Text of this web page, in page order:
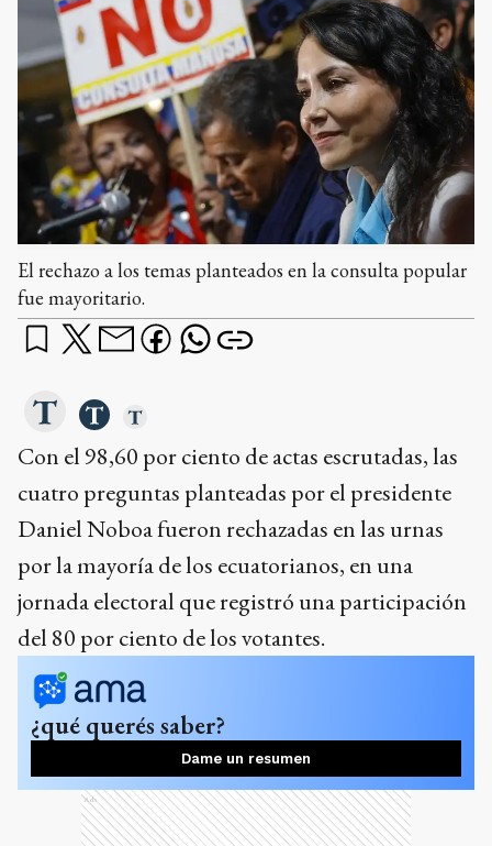
El rechazo a los temas planteados en la consulta popular
fue mayoritario.
Con el 98,60 por ciento de actas escrutadas, las
cuatro preguntas planteadas por el presidente
Daniel Noboa fueron rechazadas en las urnas
por la mayoría de los ecuatorianos, en una
jornada electoral que registró una participación
del 80 por ciento de los votantes.
¿qué querés saber?
Dame un resumen
Ads